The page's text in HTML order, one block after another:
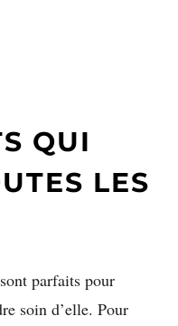
QUI
LES
parfaits pour
soin d’elle. Pour